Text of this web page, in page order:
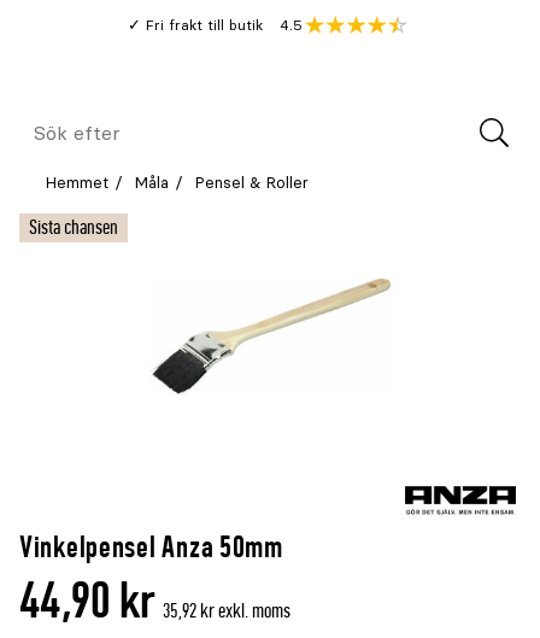
Fri frakt till butik
Genomsnitt
4.5
Meny
Sök
Hemmet Måla Pensel & Roller
Vinkelpensel Anza 50mm
44,90 kr 35,92 kr exkl. moms
Sista chansen